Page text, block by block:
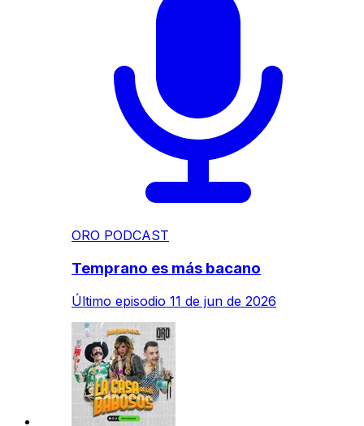
ORO PODCAST
Temprano es más bacano
Último episodio 11 de jun de 2026